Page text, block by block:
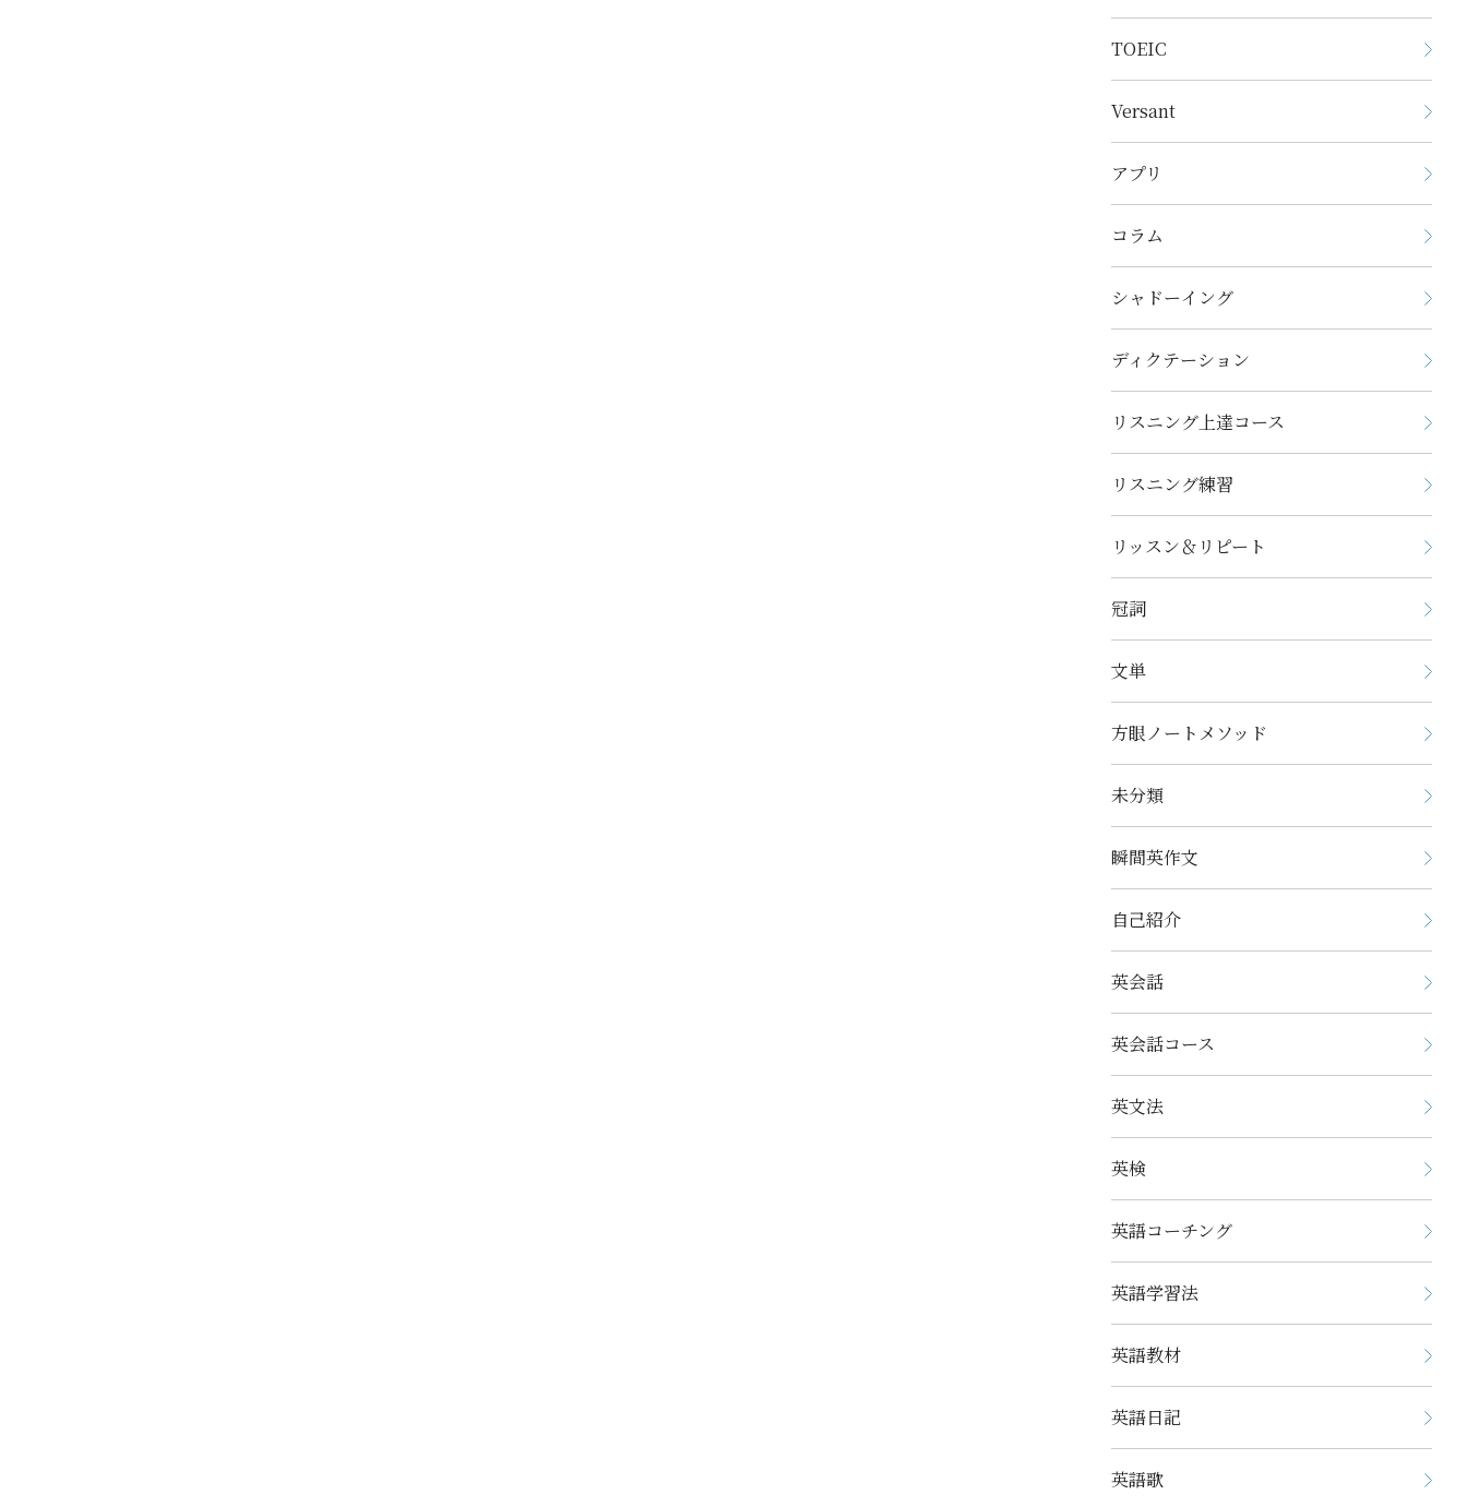
TOEIC
Versant
アプリ
コラム
シャドーイング
ディクテーション
リスニング上達コース
リスニング練習
リッスン＆リピート
冠詞
文単
方眼ノートメソッド
未分類
瞬間英作文
自己紹介
英会話
英会話コース
英文法
英検
英語コーチング
英語学習法
英語教材
英語日記
英語歌